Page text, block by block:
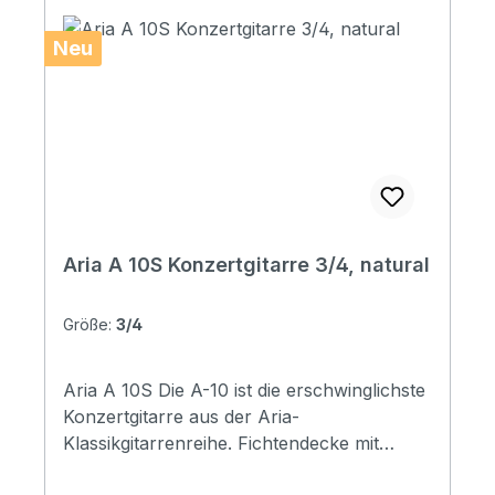
Neu
Aria A 10S Konzertgitarre 3/4, natural
Größe: 3/4
Aria A 10S Die A-10 ist die erschwinglichste
Konzertgitarre aus der Aria-
Klassikgitarrenreihe. Fichtendecke mit